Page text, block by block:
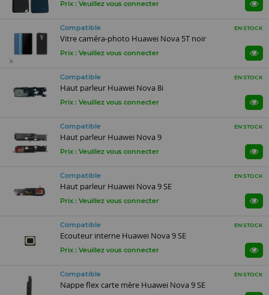
Prix : Veuillez vous connecter
Compatible EN STOCK
Vitre caméra-photo Huawei Nova 5T noir
Prix : Veuillez vous connecter
Compatible EN STOCK
Haut parleur Huawei Nova 8i
Prix : Veuillez vous connecter
Compatible EN STOCK
Haut parleur Huawei Nova 9
Prix : Veuillez vous connecter
Compatible EN STOCK
Haut parleur Huawei Nova 9 SE
Prix : Veuillez vous connecter
Compatible EN STOCK
Ecouteur interne Huawei Nova 9 SE
Prix : Veuillez vous connecter
Compatible EN STOCK
Nappe flex carte mère Huawei Nova 9 SE